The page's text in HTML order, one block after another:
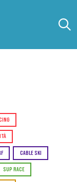
CABLE SKI
SUP RACE